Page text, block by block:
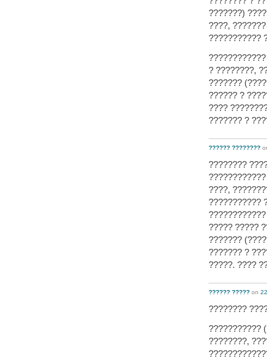
???????)
????,
???????????
? ????????,
???????
?????? ?
????
??????? ?
?????? ????????
????????
????,
???????????
????? ?????
???????
??????? ?
?????. ????
?????? ????? on
????????
???????????
????????,